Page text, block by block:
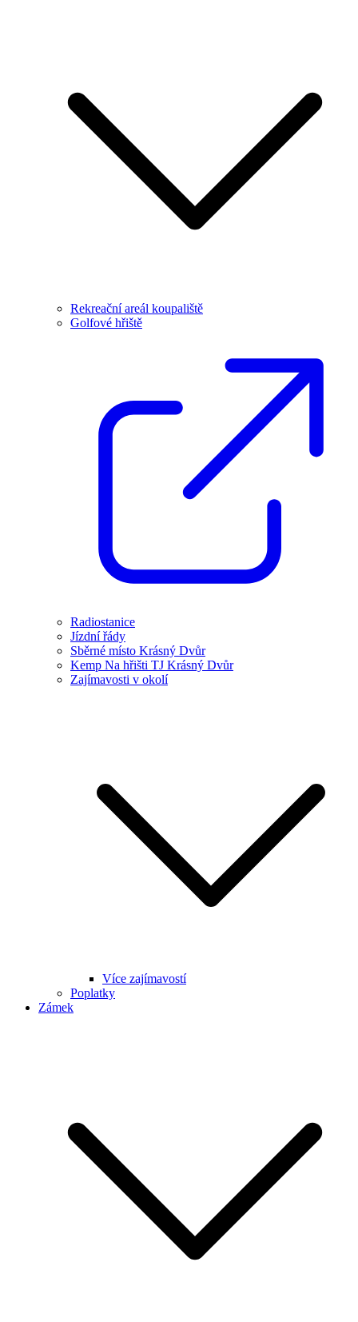
Rekreační areál koupaliště
Golfové hřiště
Radiostanice
Jízdní řády
Sběrné místo Krásný Dvůr
Kemp Na hřišti TJ Krásný Dvůr
Zajímavosti v okolí
Více zajímavostí
Poplatky
Zámek